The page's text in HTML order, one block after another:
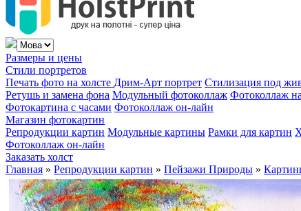
Размеры и цены
Стили портретов
Печать фото на холсте Дрим-Арт портрет Стилизация под
Ретушь и замена фона Модульный фотоколлаж Фотоколлаж
Фотокартина с часами Фотоколлаж он-лайн
Магазин фотокартин
Репродукции картин Модульные картины Рамки для картин
Фотоколлаж он-лайн
Заказать холст
Главная » Репродукции картин » Пейзажи Природы »